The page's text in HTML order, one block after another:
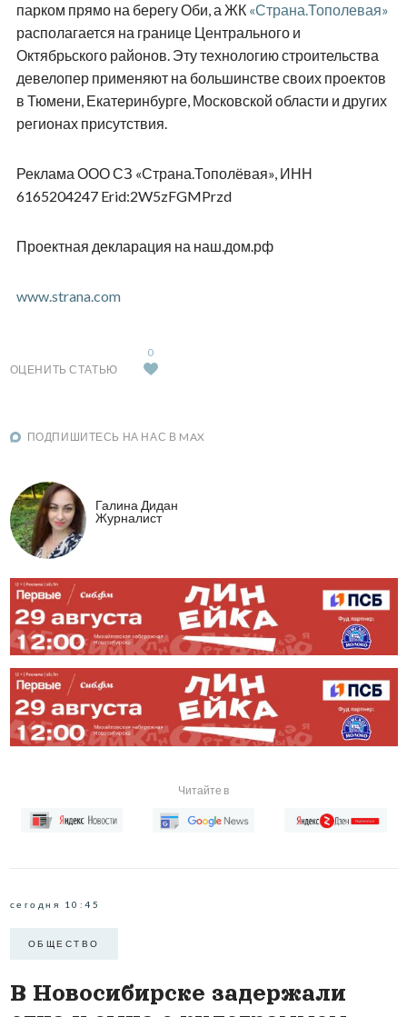
парком прямо на берегу Оби, а ЖК «Страна.Тополевая»
располагается на границе Центрального и
Октябрьского районов. Эту технологию строительства
девелопер применяют на большинстве своих проектов
в Тюмени, Екатеринбурге, Московской области и других
регионах присутствия.
Реклама ООО СЗ «Страна.Тополёвая», ИНН
6165204247 Erid:2W5zFGMPrzd
Проектная декларация на наш.дом.рф
www.strana.com
ОЦЕНИТЬ СТАТЬЮ
0
ПОДПИШИТЕСЬ НА НАС В MAX
Галина Дидан
Журналист
Читайте в
сегодня 10:45
ОБЩЕСТВО
В Новосибирске задержали